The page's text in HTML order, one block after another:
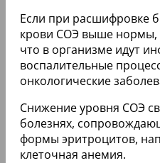
Если при расшифровке
крови СОЭ выше нормы,
что в организме идут
воспалительные
онкологические
Снижение уровня СОЭ
болезнях,
формы эритроцитов,
клеточная анемия.